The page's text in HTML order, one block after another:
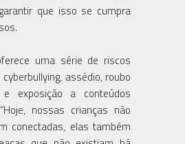
que isso se cumpra
uma série de riscos
assédio, roubo
exposição a conteúdos
nossas crianças não
conectadas, elas também